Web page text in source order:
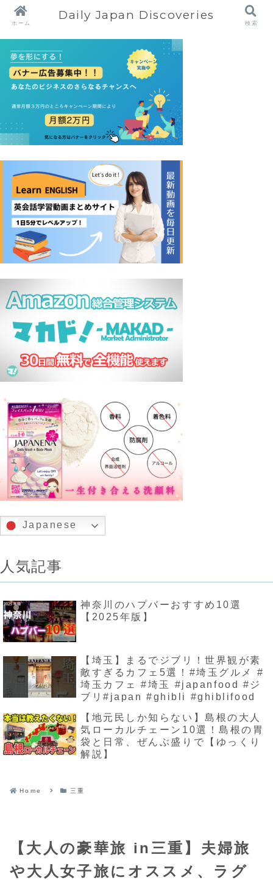
Japanese
人気記事
神奈川のハプバーおすすめ10選
【2025年版】
【埼玉】まるでジブリ！世界観が素
敵すぎるカフェ5選！#埼玉グルメ #
埼玉カフェ #埼玉 #japanfood #ジ
ブリ#japan #ghibli #ghiblifood
【地元民しか知らない】島根の大人
気ローカルチェーン10選！島根の胃
袋と日常、ぜんぶ盛りで【ゆっくり
解説】
Home 三重
【大人の豪華旅 in三重】夫婦旅
や大人女子旅にオススメ、ラグ
ホーム
Daily Japan Discoveries
検索